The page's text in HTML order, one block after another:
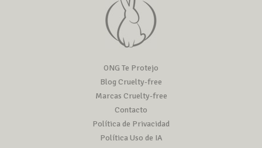
ONG Te Protejo
Blog Cruelty-free
Marcas Cruelty-free
Contacto
Política de Privacidad
Política Uso de IA